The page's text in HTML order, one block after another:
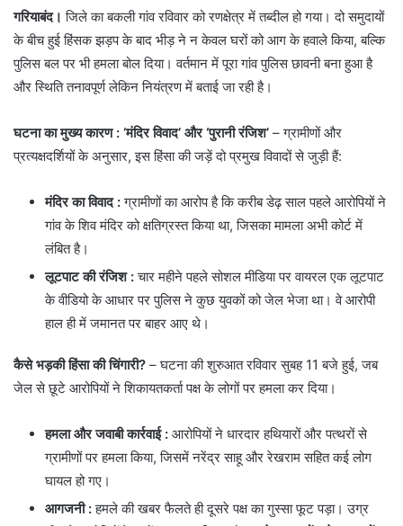
गरियाबंद। जिले का बकली गांव रविवार को रणक्षेत्र में तब्दील हो गया। दो समुदायों
के बीच हुई हिंसक झड़प के बाद भीड़ ने न केवल घरों को आग के हवाले किया, बल्कि
पुलिस बल पर भी हमला बोल दिया। वर्तमान में पूरा गांव पुलिस छावनी बना हुआ है
और स्थिति तनावपूर्ण लेकिन नियंत्रण में बताई जा रही है।
घटना का मुख्य कारण : ‘मंदिर विवाद’ और ‘पुरानी रंजिश’ – ​ग्रामीणों और
प्रत्यक्षदर्शियों के अनुसार, इस हिंसा की जड़ें दो प्रमुख विवादों से जुड़ी हैं:
मंदिर का विवाद :ग्रामीणों का आरोप है कि करीब डेढ़ साल पहले आरोपियों ने
गांव के शिव मंदिर को क्षतिग्रस्त किया था, जिसका मामला अभी कोर्ट में
लंबित है।
लूटपाट की रंजिश :चार महीने पहले सोशल मीडिया पर वायरल एक लूटपाट
के वीडियो के आधार पर पुलिस ने कुछ युवकों को जेल भेजा था। वे आरोपी
हाल ही में जमानत पर बाहर आए थे।
कैसे भड़की हिंसा की चिंगारी? – घटना की शुरुआत रविवार सुबह 11 बजे हुई, जब
जेल से छूटे आरोपियों ने शिकायतकर्ता पक्ष के लोगों पर हमला कर दिया।
हमला और जवाबी कार्रवाई : आरोपियों ने धारदार हथियारों और पत्थरों से
ग्रामीणों पर हमला किया, जिसमें नरेंद्र साहू और रेखराम सहित कई लोग
घायल हो गए।
आगजनी :हमले की खबर फैलते ही दूसरे पक्ष का गुस्सा फूट पड़ा। उग्र